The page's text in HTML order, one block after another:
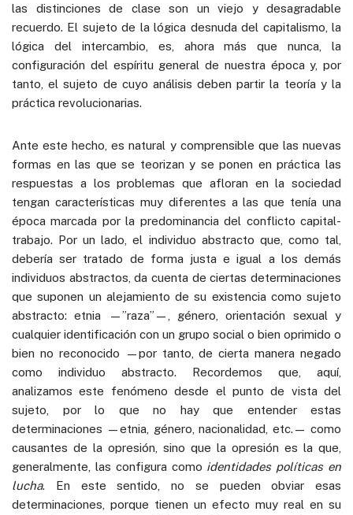
las distinciones de clase son un viejo y desagradable
recuerdo. El sujeto de la lógica desnuda del capitalismo, la
lógica del intercambio, es, ahora más que nunca, la
configuración del espíritu general de nuestra época y, por
tanto, el sujeto de cuyo análisis deben partir la teoría y la
práctica revolucionarias.
Ante este hecho, es natural y comprensible que las nuevas
formas en las que se teorizan y se ponen en práctica las
respuestas a los problemas que afloran en la sociedad
tengan características muy diferentes a las que tenía una
época marcada por la predominancia del conflicto capital-
trabajo. Por un lado, el individuo abstracto que, como tal,
debería ser tratado de forma justa e igual a los demás
individuos abstractos, da cuenta de ciertas determinaciones
que suponen un alejamiento de su existencia como sujeto
abstracto: etnia —”raza”—, género, orientación sexual y
cualquier identificación con un grupo social o bien oprimido o
bien no reconocido —por tanto, de cierta manera negado
como individuo abstracto. Recordemos que, aquí,
analizamos este fenómeno desde el punto de vista del
sujeto, por lo que no hay que entender estas
determinaciones —etnia, género, nacionalidad, etc.— como
causantes de la opresión, sino que la opresión es la que,
generalmente, las configura como identidades políticas en
lucha. En este sentido, no se pueden obviar esas
determinaciones, porque tienen un efecto muy real en su